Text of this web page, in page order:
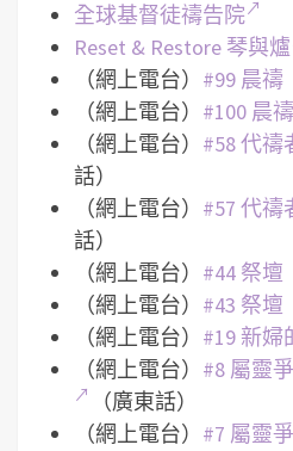
全球基督徒禱告院
Reset & Restore 琴與爐
（網上電台） #99 晨禱
（網上電台） #100 晨
（網上電台） #58 代禱
話）
（網上電台） #57 代禱
話）
（網上電台） #44 祭壇
（網上電台） #43 祭壇
（網上電台） #19 新婦
（網上電台） #8 屬靈
（廣東話）
（網上電台） #7 屬靈